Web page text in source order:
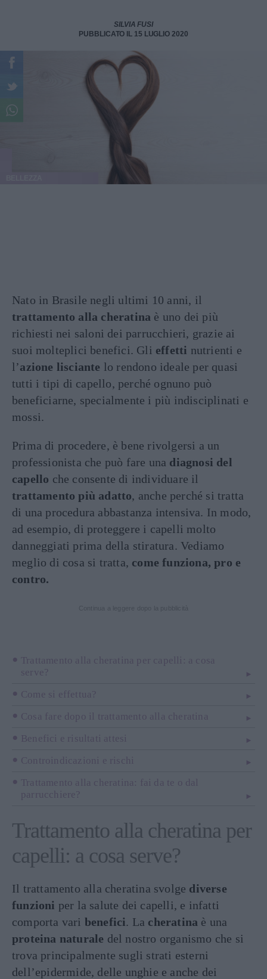
SILVIA FUSI
PUBBLICATO IL 15 LUGLIO 2020
Nato in Brasile negli ultimi 10 anni, il
trattamento alla cheratina è uno dei più
richiesti nei saloni dei parrucchieri, grazie ai
suoi molteplici benefici. Gli effetti nutrienti e
l’azione lisciante lo rendono ideale per quasi
tutti i tipi di capello, perché ognuno può
beneficiarne, specialmente i più indisciplinati e
mossi.
Prima di procedere, è bene rivolgersi a un
professionista che può fare una diagnosi del
capello che consente di individuare il
trattamento più adatto, anche perché si tratta
di una procedura abbastanza intensiva. In modo,
ad esempio, di proteggere i capelli molto
danneggiati prima della stiratura. Vediamo
meglio di cosa si tratta, come funziona, pro e
contro.
Trattamento alla cheratina per capelli: a cosa
serve?
Come si effettua?
Cosa fare dopo il trattamento alla cheratina
Benefici e risultati attesi
Controindicazioni e rischi
Trattamento alla cheratina: fai da te o dal
parrucchiere?
Trattamento alla cheratina per
capelli: a cosa serve?
Il trattamento alla cheratina svolge diverse
funzioni per la salute dei capelli, e infatti
comporta vari benefici. La cheratina è una
proteina naturale del nostro organismo che si
trova principalmente sugli strati esterni
dell’epidermide, delle unghie e anche dei